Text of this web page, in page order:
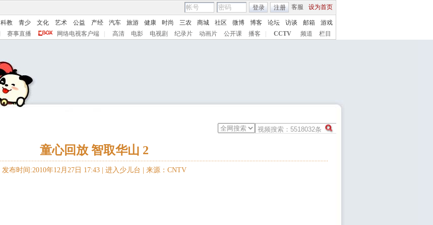
客服 设为首页
登录 注册
科教 青少 文化 艺术 公益 产经 汽车 旅游 健康 时尚 三农 商城 社区 微博 博客 论坛 访谈 邮箱
游戏
赛事直播 网络电视客户端 高清 电影 电视剧 纪录片 动画片 公开课 播客 CCTV 频道 栏目
童心回放 智取华山 2
发布时间:2010年12月27日 17:43 | 进入少儿台 来源：CNTV